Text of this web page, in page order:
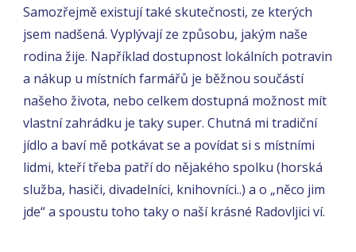
Samozřejmě existují také skutečnosti, ze kterých
jsem nadšená. Vyplývají ze způsobu, jakým naše
rodina žije. Například dostupnost lokálních potravin
a nákup u místních farmářů je běžnou součástí
našeho života, nebo celkem dostupná možnost mít
vlastní zahrádku je taky super. Chutná mi tradiční
jídlo a baví mě potkávat se a povídat si s místními
lidmi, kteří třeba patří do nějakého spolku (horská
služba, hasiči, divadelníci, knihovníci..) a o „něco jim
jde“ a spoustu toho taky o naší krásné Radovljici ví.